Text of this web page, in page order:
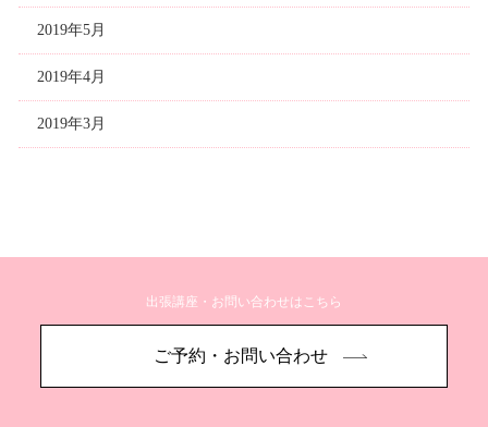
2019年5月
2019年4月
2019年3月
出張講座・お問い合わせはこちら
ご予約・お問い合わせ